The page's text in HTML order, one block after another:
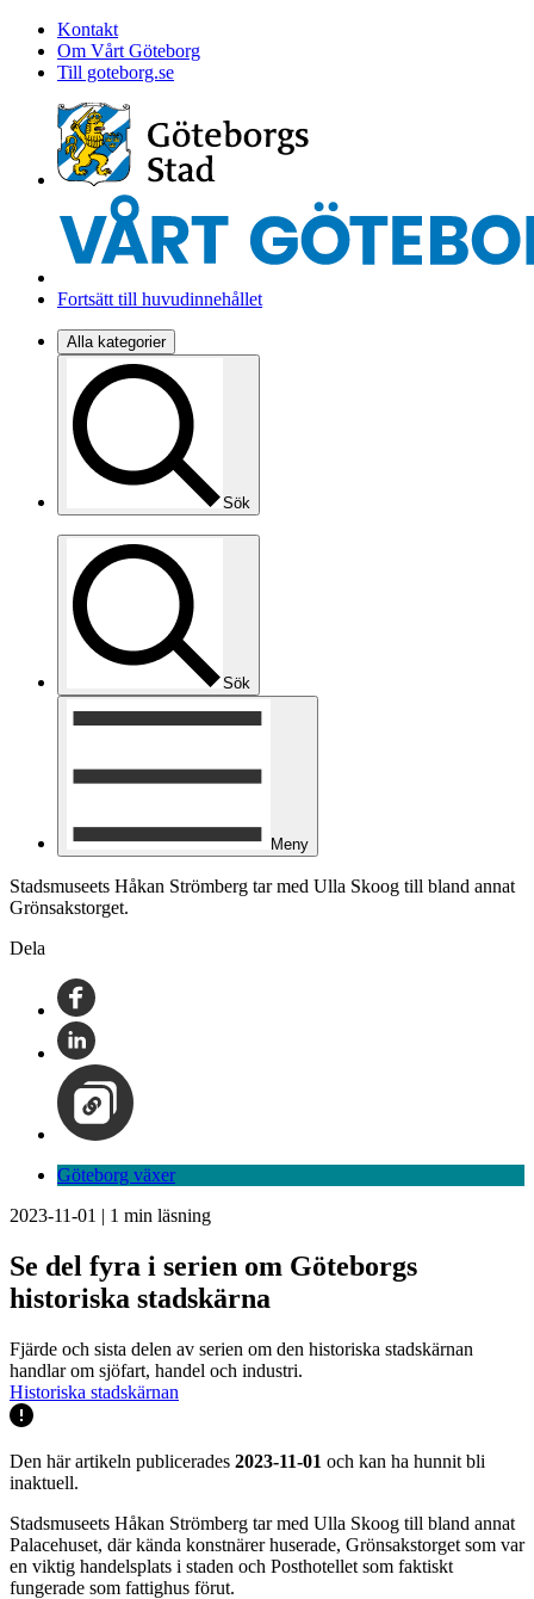
Kontakt
Om Vårt Göteborg
Till goteborg.se
Fortsätt till huvudinnehållet
Alla kategorier
Sök
Sök
Meny
Stadsmuseets Håkan Strömberg tar med Ulla Skoog till bland annat
Grönsakstorget.
Dela
Göteborg växer
2023-11-01 | 1 min läsning
Se del fyra i serien om Göteborgs
historiska stadskärna
Fjärde och sista delen av serien om den historiska stadskärnan
handlar om sjöfart, handel och industri.
Historiska stadskärnan
Den här artikeln publicerades 2023-11-01 och kan ha hunnit bli
inaktuell.
Stadsmuseets Håkan Strömberg tar med Ulla Skoog till bland annat
Palacehuset, där kända konstnärer huserade, Grönsakstorget som var
en viktig handelsplats i staden och Posthotellet som faktiskt
fungerade som fattighus förut.